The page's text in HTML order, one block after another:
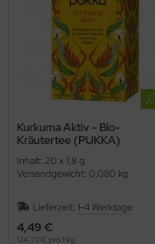
Kurkuma Aktiv - Bio-
Kräutertee (PUKKA)
Inhalt: 20 x 1,8 g
Versandgewicht: 0,080 kg
Lieferzeit: 1-4 Werktage
4,49 €
124,72 € pro 1 kg